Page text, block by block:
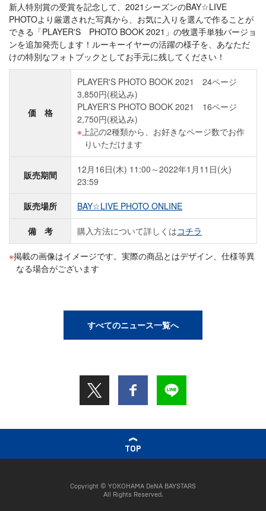
新人特別賞の受賞を記念して、2021シーズンのBAY☆LIVE
PHOTOより厳選された写真から、お気に入りを選んで作ることが
できる「PLAYER'S PHOTO BOOK 2021」の牧選手単独バージョ
ンを追加発売します！ルーキーイヤーの活躍の様子を、あなただ
けの特別なフォトブックとしてお手元に残してください！
価 格
PLAYER'S PHOTO BOOK 2021 24ページ
3,850円(税込み)
PLAYER’S PHOTO BOOK 2021 16ページ
2,750円(税込み)
上記の2種類から、お好きなページ数でお作
りいただけます
販売期間
12月16日(木) 11:00～2022年1月11日(火)
23:59
販売場所 BAY☆LIVE PHOTO ONLINE
備 考 購入方法について詳しくはコチラ
掲載の画像はイメージです。実際の商品とはデザイン、仕様等異
なる場合がございます
すべてのニュース一覧へ
TOP
Copyright © YOKOHAMA DeNA BAYSTARS
All Rights Reserved.